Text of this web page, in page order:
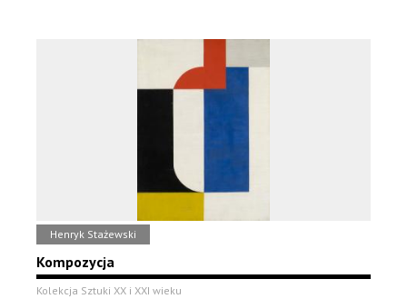
Henryk Stażewski
Kompozycja
Kolekcja Sztuki XX i XXI wieku